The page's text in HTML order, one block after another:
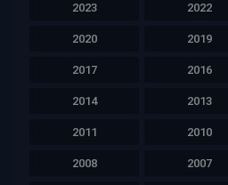
2023 2022
2020 2019
2017 2016
2014 2013
2011 2010
2008 2007